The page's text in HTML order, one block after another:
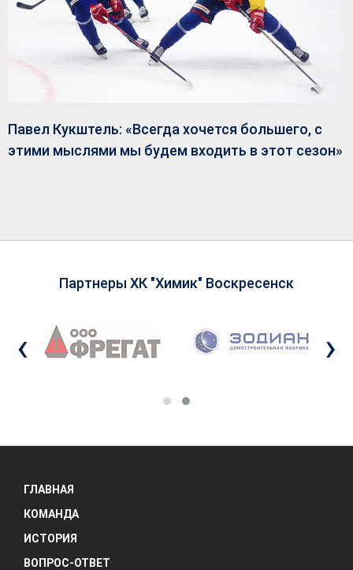
Павел Кукштель: «Всегда хочется большего, с
этими мыслями мы будем входить в этот сезон»
Партнеры ХК "Химик" Воскресенск
‹ ›
ГЛАВНАЯ
КОМАНДА
ИСТОРИЯ
ВОПРОС-ОТВЕТ